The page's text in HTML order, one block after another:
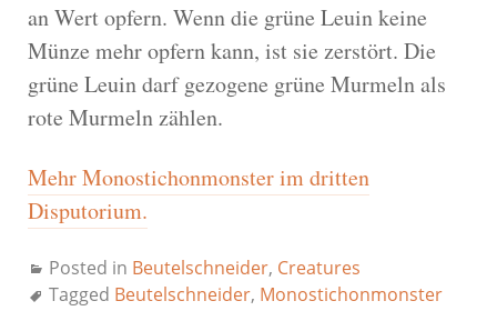
an Wert opfern. Wenn die grüne Leuin keine
Münze mehr opfern kann, ist sie zerstört. Die
grüne Leuin darf gezogene grüne Murmeln als
rote Murmeln zählen.
Mehr Monostichonmonster im dritten
Disputorium.
Posted in Beutelschneider, Creatures
Tagged Beutelschneider, Monostichonmonster